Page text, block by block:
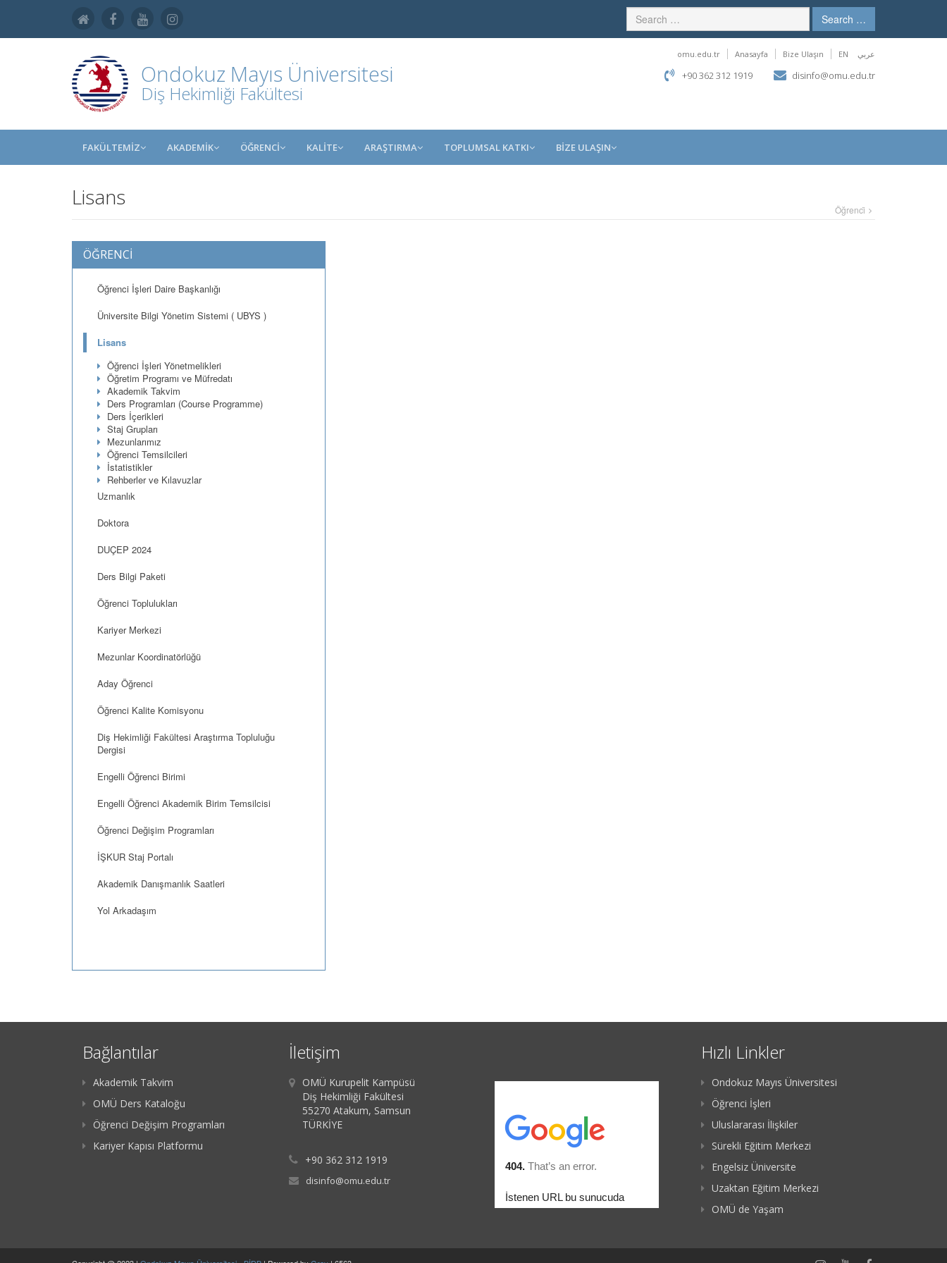
Search …
Ondokuz Mayıs Üniversitesi
Diş Hekimliği Fakültesi
omu.edu.tr Anasayfa Bize Ulaşın EN عربي
+90 362 312 1919 disinfo@omu.edu.tr
FAKÜLTEMİZ AKADEMİK ÖĞRENCİ KALİTE ARAŞTIRMA TOPLUMSAL KATKI BİZE ULAŞIN
Lisans Öğrenci̇
ÖĞRENCİ
Öğrenci İşleri Daire Başkanlığı
Üniversite Bilgi Yönetim Sistemi ( UBYS )
Lisans
Öğrenci İşleri Yönetmelikleri
Öğretim Programı ve Müfredatı
Akademik Takvim
Ders Programları (Course Programme)
Ders İçerikleri
Staj Grupları
Mezunlarımız
Öğrenci Temsilcileri
İstatistikler
Rehberler ve Kılavuzlar
Uzmanlık
Doktora
DUÇEP 2024
Ders Bilgi Paketi
Öğrenci Toplulukları
Kariyer Merkezi
Mezunlar Koordinatörlüğü
Aday Öğrenci
Öğrenci Kalite Komisyonu
Diş Hekimliği Fakültesi Araştırma Topluluğu
Dergisi
Engelli Öğrenci Birimi
Engelli Öğrenci Akademik Birim Temsilcisi
Öğrenci Değişim Programları
İŞKUR Staj Portalı
Akademik Danışmanlık Saatleri
Yol Arkadaşım
Bağlantılar
Akademik Takvim
OMÜ Ders Kataloğu
Öğrenci Değişim Programları
Kariyer Kapısı Platformu
İletişim
OMÜ Kurupelit Kampüsü
Diş Hekimliği Fakültesi
55270 Atakum, Samsun
TÜRKİYE
+90 362 312 1919
disinfo@omu.edu.tr
Hızlı Linkler
Ondokuz Mayıs Üniversitesi
Öğrenci İşleri
Uluslararası İlişkiler
Sürekli Eğitim Merkezi
Engelsiz Üniversite
Uzaktan Eğitim Merkezi
OMÜ de Yaşam